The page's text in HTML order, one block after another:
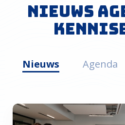
Nieuws
Nieuws Agenda